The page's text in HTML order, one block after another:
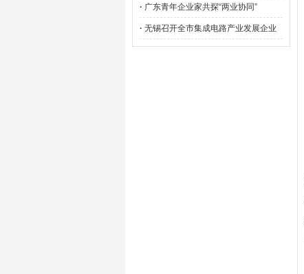
· 广东青年企业家共探“两业协同”
· 无锡召开全市集成电路产业发展企业